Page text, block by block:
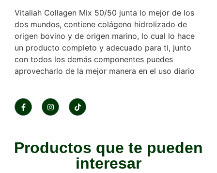
Vitaliah Collagen Mix 50/50 junta lo mejor de los
dos mundos, contiene colágeno hidrolizado de
origen bovino y de origen marino, lo cual lo hace
un producto completo y adecuado para ti, junto
con todos los demás componentes puedes
aprovecharlo de la mejor manera en el uso diario
Productos que te pueden
interesar